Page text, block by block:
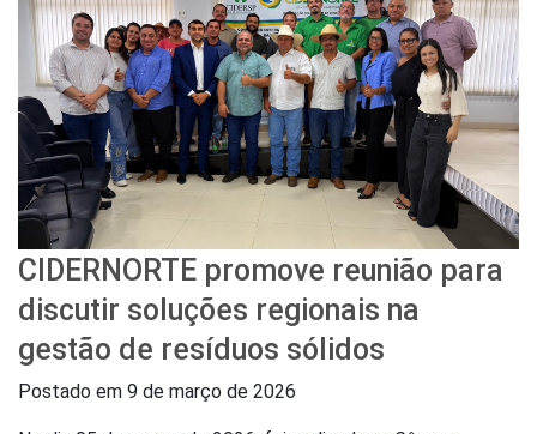
CIDERNORTE promove reunião para
discutir soluções regionais na
gestão de resíduos sólidos
Postado em 9 de março de 2026